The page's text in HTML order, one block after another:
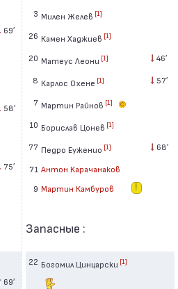
69′
58′
75′
69′
3 Милен Желев [1]
26 Камен Хаджиев [1]
20 Матеус Леони [1] 46′
8 Карлос Охене [1] 57′
7 Мартин Райнов [1]
10 Борислав Цонев [1]
77 Педро Еуженио [1] 68′
71 Антон Карачанаков
9 Мартин Камбуров
Запасные :
22 Богомил Цинцарски [1]